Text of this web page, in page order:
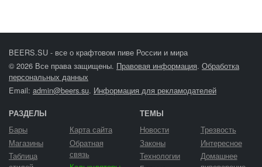
BEERS.SU - все о крафтовом пиве России и мира
© 2026 Все права защищены. Правовая информация. Обработка
персональных данных
Email: admin@beers.su. Информация для рекламодателей
РАЗДЕЛЫ
Бары
Магазины
Таблица
Карта сайта
Обратная
связь
ТЕМЫ
Новости
Законы
Технологии
Трезвость
Интересное
Домашнее